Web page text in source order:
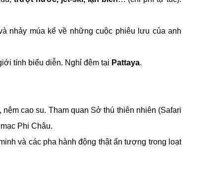
nhảy múa kể về những cuộc phiêu lưu của anh
tính biểu diễn. Nghỉ đêm tại Pattaya.
cao su. Tham quan Sở thú thiên nhiên (Safari
Phi Châu.
và các pha hành động thật ấn tượng trong loạt